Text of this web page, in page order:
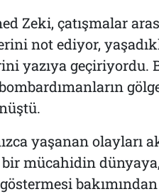
Zeki, çatışmalar
not ediyor,
yazıya geçiriyordu.
yaşanan olayları
mücahidin
göstermesi